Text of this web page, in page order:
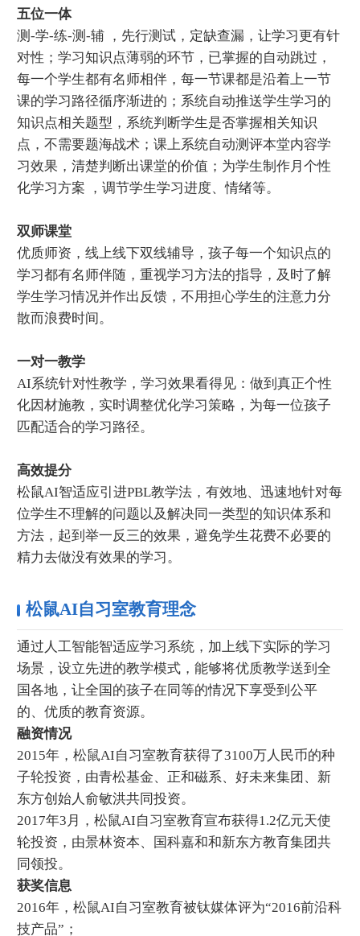
五位一体
测-学-练-测-辅 ，先行测试，定缺查漏，让学习更有针
对性；学习知识点薄弱的环节，已掌握的自动跳过，
每一个学生都有名师相伴，每一节课都是沿着上一节
课的学习路径循序渐进的；系统自动推送学生学习的
知识点相关题型，系统判断学生是否掌握相关知识
点，不需要题海战术；课上系统自动测评本堂内容学
习效果，清楚判断出课堂的价值；为学生制作月个性
化学习方案 ，调节学生学习进度、情绪等。
双师课堂
优质师资，线上线下双线辅导，孩子每一个知识点的
学习都有名师伴随，重视学习方法的指导，及时了解
学生学习情况并作出反馈，不用担心学生的注意力分
散而浪费时间。
一对一教学
AI系统针对性教学，学习效果看得见：做到真正个性
化因材施教，实时调整优化学习策略，为每一位孩子
匹配适合的学习路径。
高效提分
松鼠AI智适应引进PBL教学法，有效地、迅速地针对每
位学生不理解的问题以及解决同一类型的知识体系和
方法，起到举一反三的效果，避免学生花费不必要的
精力去做没有效果的学习。
松鼠AI自习室教育理念
通过人工智能智适应学习系统，加上线下实际的学习
场景，设立先进的教学模式，能够将优质教学送到全
国各地，让全国的孩子在同等的情况下享受到公平
的、优质的教育资源。
融资情况
2015年，松鼠AI自习室教育获得了3100万人民币的种
子轮投资，由青松基金、正和磁系、好未来集团、新
东方创始人俞敏洪共同投资。
2017年3月，松鼠AI自习室教育宣布获得1.2亿元天使
轮投资，由景林资本、国科嘉和和新东方教育集团共
同领投。
获奖信息
2016年，松鼠AI自习室教育被钛媒体评为“2016前沿科
技产品”；